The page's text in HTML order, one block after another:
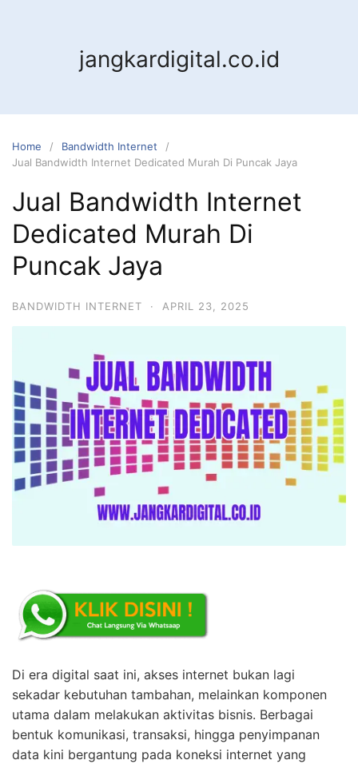
jangkardigital.co.id
Home
Bandwidth Internet
Jual Bandwidth Internet Dedicated Murah Di Puncak Jaya
Jual Bandwidth Internet
Dedicated Murah Di
Puncak Jaya
BANDWIDTH INTERNET · APRIL 23, 2025
Di era digital saat ini, akses internet bukan lagi
sekadar kebutuhan tambahan, melainkan komponen
utama dalam melakukan aktivitas bisnis. Berbagai
bentuk komunikasi, transaksi, hingga penyimpanan
data kini bergantung pada koneksi internet yang